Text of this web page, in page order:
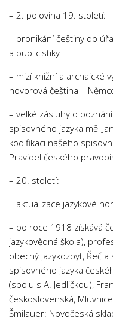
– 2. polovina 19. století:
– pronikání češtiny do
a publicistiky
– mizí knižní a archaické
hovorová čeština –
– velké zásluhy o
spisovného jazyka měl
kodifikaci našeho
Pravidel českého
– 20. století:
– aktualizace jazykové
– po roce 1918 získává
jazykovědná škola),
obecný jazykozpyt, Řeč
spisovného jazyka
(spolu s A. Jedličkou),
československá,
Šmilauer: Novočeská